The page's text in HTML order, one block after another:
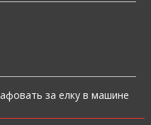
за елку в машине